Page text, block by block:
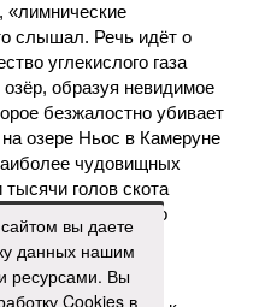
«лимнические
слышал. Речь идёт о
углекислого газа
образуя невидимое
безжалостно убивает
озере Ньос в Камеруне
чудовищных
голов скота
CO₂, накрывшего
чем все эти
вы даете
данных нашим
ресурсами. Вы
Cookies в